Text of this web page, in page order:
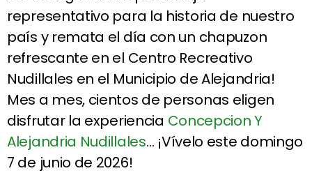
representativo para la historia de nuestro
país y remata el día con un chapuzon
refrescante en el Centro Recreativo
Nudillales en el Municipio de Alejandria!
Mes a mes, cientos de personas eligen
disfrutar la experiencia Concepcion Y
Alejandria Nudillales… ¡Vívelo este domingo
7 de junio de 2026!